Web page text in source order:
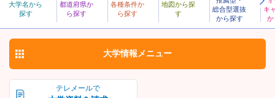
大学名から
探す
都道府県か
ら探す
各種条件か
ら探す
地図から探
す
総合型選抜
から探す
キ
か
私立 日本大学 お気に入り
テレメールで
大学情報 メニュー